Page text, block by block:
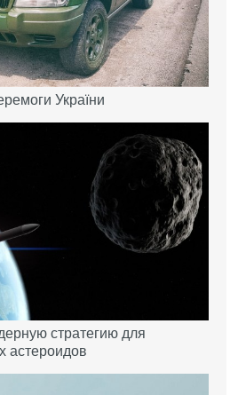
України
стратегию для
астероидов